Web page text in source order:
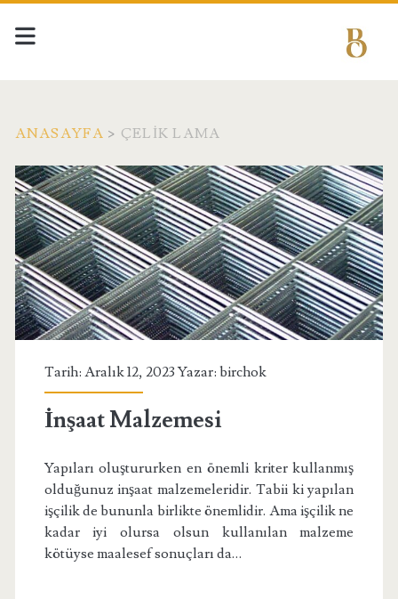
ANASAYFA > ÇELIK LAMA
Etiket:
<span>çelik
lama</span>
Tarih: Aralık 12, 2023 Yazar: birchok
İnşaat Malzemesi
Yapıları oluştururken en önemli kriter kullanmış
olduğunuz inşaat malzemeleridir. Tabii ki yapılan
işçilik de bununla birlikte önemlidir. Ama işçilik ne
kadar iyi olursa olsun kullanılan malzeme
kötüyse maalesef sonuçları da…